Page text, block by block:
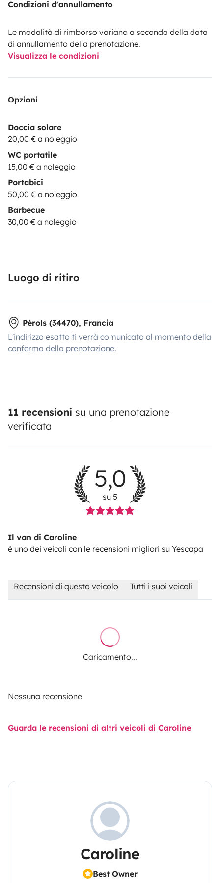
sereinement.
Condizioni d'annullamento
Le modalità di rimborso variano a seconda della data
di annullamento della prenotazione.
Visualizza le condizioni
Opzioni
Doccia solare
20,00 € a noleggio
WC portatile
15,00 € a noleggio
Portabici
50,00 € a noleggio
Barbecue
30,00 € a noleggio
Luogo di ritiro
Pérols (34470), Francia
L'indirizzo esatto ti verrà comunicato al momento della
conferma della prenotazione.
11 recensioni su una prenotazione
verificata
5,0
su 5
Il van di Caroline
è uno dei veicoli con le recensioni migliori su Yescapa
Recensioni di questo veicolo Tutti i suoi veicoli
Caricamento...
Nessuna recensione
Guarda le recensioni di altri veicoli di Caroline
Caroline
Best Owner